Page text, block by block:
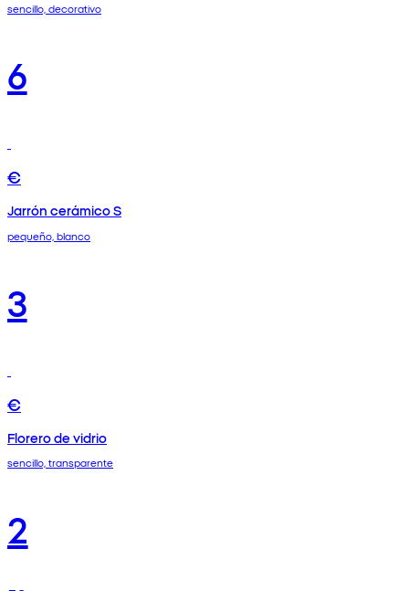
sencillo, decorativo
6
€
Jarrón cerámico S
pequeño, blanco
3
€
Florero de vidrio
sencillo, transparente
2